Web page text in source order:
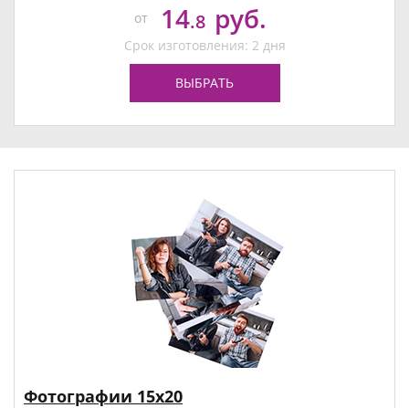
от 14.8 руб.
Срок изготовления: 2 дня
ВЫБРАТЬ
Фотографии 15х20